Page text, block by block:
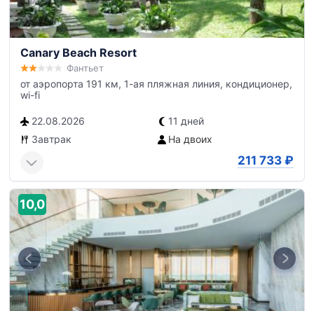
Canary Beach Resort
Фантьет
от аэропорта 191 км, 1-ая пляжная линия, кондиционер,
wi-fi
22.08.2026
11 дней
Завтрак
На двоих
211 733 ₽
10,0